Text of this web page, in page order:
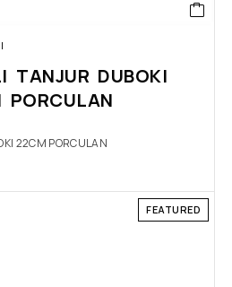
TANJUR DUBOKI
PORCULAN
22CM PORCULAN
FEATURED